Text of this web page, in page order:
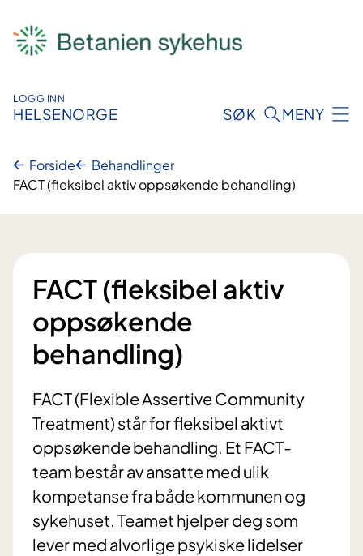
innhold
LOGG INN
HELSENORGE SØK MENY
Forside
Behandlinger
FACT (fleksibel aktiv oppsøkende behandling)
FACT (fleksibel aktiv
oppsøkende
behandling)
FACT (Flexible Assertive Community
Treatment) står for fleksibel aktivt
oppsøkende behandling. Et FACT-
team består av ansatte med ulik
kompetanse fra både kommunen og
sykehuset. Teamet hjelper deg som
lever med alvorlige psykiske lidelser